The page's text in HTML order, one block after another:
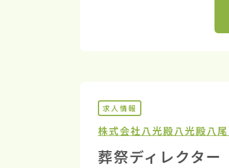
求人情報
株式会社八光殿八光殿八
葬祭ディレクター